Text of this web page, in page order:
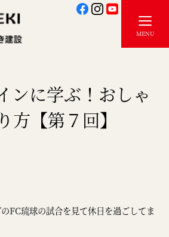
ンに学ぶ！おしゃ
方【第７回】
FC琉球の試合を見て休日を過ごしてま